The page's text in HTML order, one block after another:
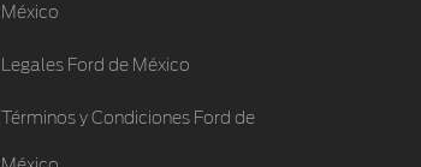
México
Legales Ford de México
Términos y Condiciones Ford de